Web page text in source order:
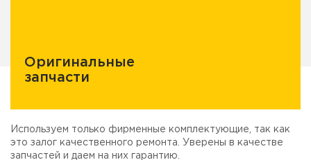
Оригинальные
запчасти
Используем только фирменные комплектующие, так как
это залог качественного ремонта. Уверены в качестве
запчастей и даем на них гарантию.